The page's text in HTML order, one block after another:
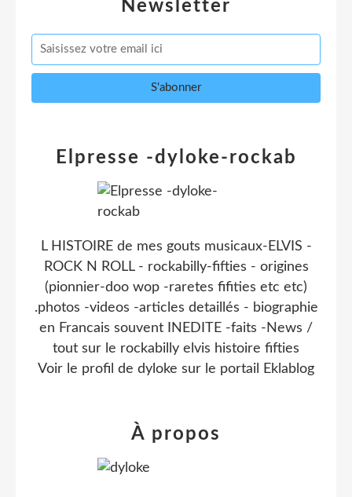
Newsletter
Elpresse -dyloke-rockab
L HISTOIRE de mes gouts musicaux-ELVIS -
ROCK N ROLL - rockabilly-fifties - origines
(pionnier-doo wop -raretes fifities etc etc)
.photos -videos -articles detaillés - biographie
en Francais souvent INEDITE -faits -News /
tout sur le rockabilly elvis histoire fifties
Voir le profil de dyloke sur le portail Eklablog
À propos